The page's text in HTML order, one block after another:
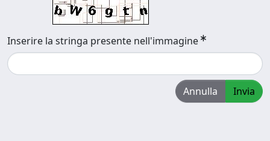
Inserire la stringa presente nell'immagine
Annulla Invia